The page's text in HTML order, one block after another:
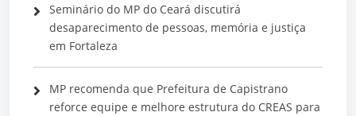
Seminário do MP do Ceará discutirá
desaparecimento de pessoas, memória e justiça
em Fortaleza
MP recomenda que Prefeitura de Capistrano
reforce equipe e melhore estrutura do CREAS para